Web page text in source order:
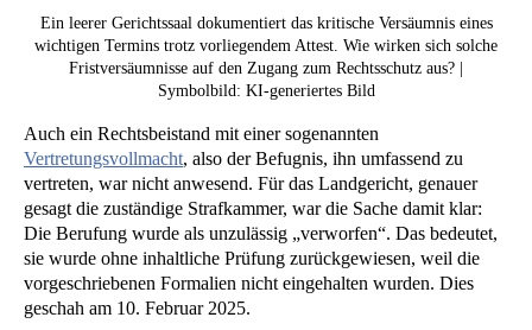
Ein leerer Gerichtssaal dokumentiert das kritische Versäumnis eines
wichtigen Termins trotz vorliegendem Attest. Wie wirken sich solche
Fristversäumnisse auf den Zugang zum Rechtsschutz aus? |
Symbolbild: KI-generiertes Bild
Auch ein Rechtsbeistand mit einer sogenannten
Vertretungsvollmacht, also der Befugnis, ihn umfassend zu
vertreten, war nicht anwesend. Für das Landgericht, genauer
gesagt die zuständige Strafkammer, war die Sache damit klar:
Die Berufung wurde als unzulässig „verworfen“. Das bedeutet,
sie wurde ohne inhaltliche Prüfung zurückgewiesen, weil die
vorgeschriebenen Formalien nicht eingehalten wurden. Dies
geschah am 10. Februar 2025.